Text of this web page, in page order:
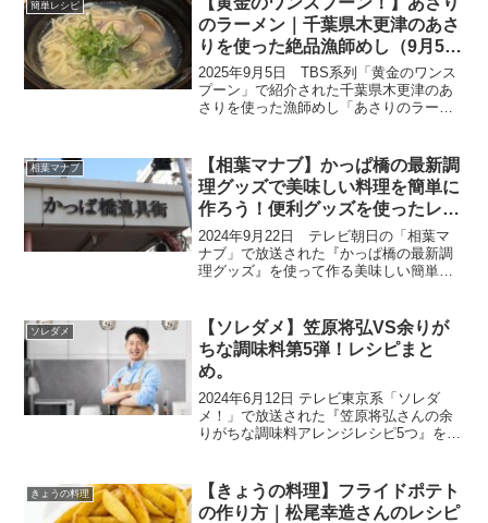
簡単レシピ
のラーメン｜千葉県木更津のあさ
りを使った絶品漁師めし（9月5
日）
2025年9月5日 TBS系列「黄金のワンス
プーン」で紹介された千葉県木更津のあ
さりを使った漁師めし「あさりのラーメ
仲良しのSixTONES・ジェシーさん、フ
ッ...
相葉マナブ
【相葉マナブ】かっぱ橋の最新調
理グッズで美味しい料理を簡単に
作ろう！便利グッズを使ったレシ
ピまとめ。（9月22日）
2024年9月22日 テレビ朝日の「相葉マ
ナブ」で放送された『かっぱ橋の最新調
理グッズ』を使って作る美味しい簡単レ
う“料理道具専門店”で最新の調理グッズを
学ぶ新企画です。今...
ソレダメ
【ソレダメ】笠原将弘VS余りが
ちな調味料第5弾！レシピまと
め。
2024年6月12日 テレビ東京系「ソレダ
メ！」で放送された『笠原将弘さんの余
りがちな調味料アレンジレシピ5つ』をま
料５番勝負！』笠原さんがご家庭で余り
がちな調味料を使...
きょうの料理
【きょうの料理】フライドポテト
の作り方｜松尾幸造さんのレシピ